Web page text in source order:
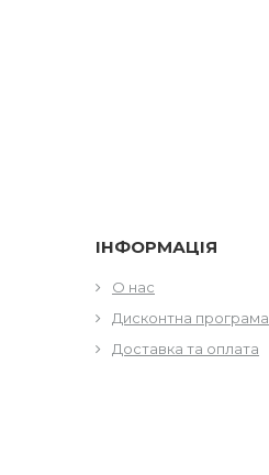
ІНФОРМАЦІЯ
О нас
Дисконтна програма
Доставка та оплата